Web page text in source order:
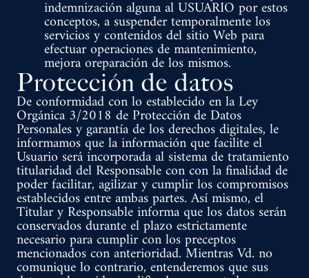
indemnización alguna al USUARIO por estos
conceptos, a suspender temporalmente los
servicios y contenidos del sitio Web para
efectuar operaciones de mantenimiento,
mejora oreparación de los mismos.
Protección de datos
De conformidad con lo establecido en la Ley
Orgánica 3/2018 de Protección de Datos
Personales y garantía de los derechos digitales, le
informamos que la información que facilite el
Usuario será incorporada al sistema de tratamiento
titularidad del Responsable con con la finalidad de
poder facilitar, agilizar y cumplir los compromisos
establecidos entre ambas partes. Así mismo, el
Titular y Responsable informa que los datos serán
conservados durante el plazo estrictamente
necesario para cumplir con los preceptos
mencionados con anterioridad. Mientras Vd. no
comunique lo contrario, entenderemos que sus